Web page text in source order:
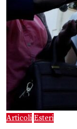
Articoli Esteri